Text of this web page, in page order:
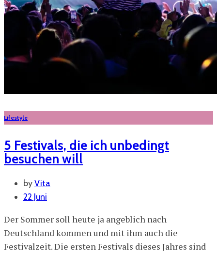
Lifestyle
5 Festivals, die ich unbedingt
besuchen will
byVita
22 Juni
Der Sommer soll heute ja angeblich nach
Deutschland kommen und mit ihm auch die
Festivalzeit. Die ersten Festivals dieses Jahres sind